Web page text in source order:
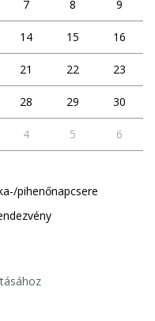
7 8 9
14 15 16
21 22 23
28 29 30
4 5 6
pihenőnapcsere